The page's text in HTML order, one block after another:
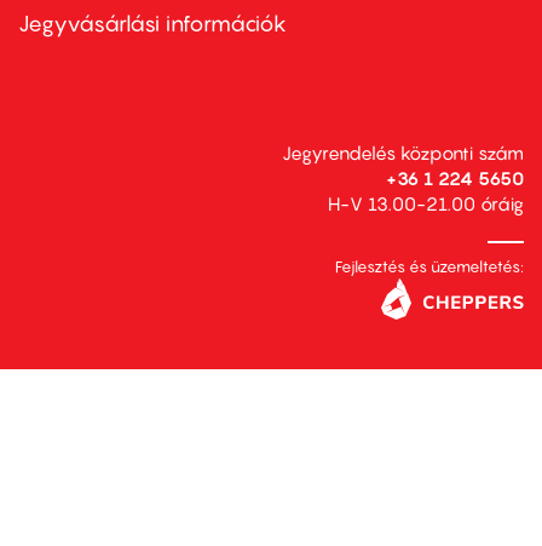
second
Jegyvásárlási információk
Jegyrendelés központi szám
+36 1 224 5650
H-V 13.00-21.00 óráig
Fejlesztés és üzemeltetés: